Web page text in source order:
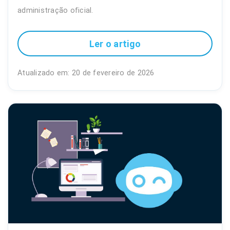
administração oficial.
Ler o artigo
Atualizado em: 20 de fevereiro de 2026